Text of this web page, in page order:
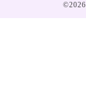
©2026